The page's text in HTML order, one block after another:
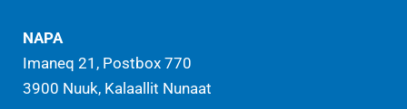
NAPA
Imaneq 21, Postbox 770
3900 Nuuk, Kalaallit Nunaat